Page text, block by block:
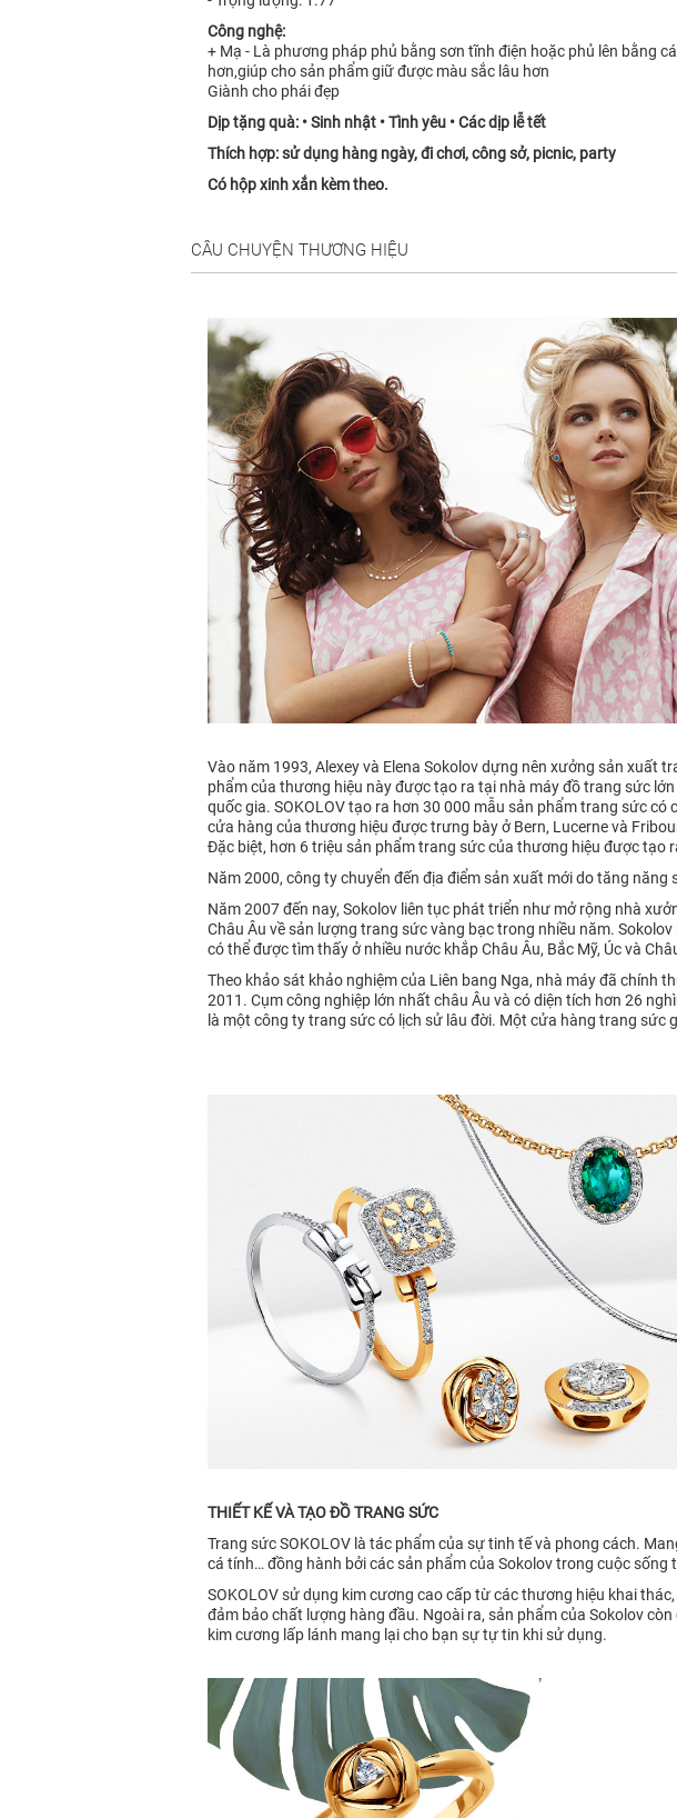
Công nghệ:
+ Mạ - Là phương pháp phủ bằng sơn tĩnh điện hoặc phủ lên bằng
hơn,giúp cho sản phẩm giữ được màu sắc lâu hơn
Giành cho phái đẹp
Dịp tặng quà: • Sinh nhật • Tình yêu • Các dịp lễ tết
Thích hợp: sử dụng hàng ngày, đi chơi, công sở, picnic, party
Có hộp xinh xắn kèm theo.
CÂU CHUYỆN THƯƠNG HIỆU
Vào năm 1993, Alexey và Elena Sokolov dựng nên xưởng sản xuất
phẩm của thương hiệu này được tạo ra tại nhà máy đồ trang sức
quốc gia. SOKOLOV tạo ra hơn 30 000 mẫu sản phẩm trang sức
cửa hàng của thương hiệu được trưng bày ở Bern, Lucerne và
Đặc biệt, hơn 6 triệu sản phẩm trang sức của thương hiệu được tạo
Năm 2000, công ty chuyển đến địa điểm sản xuất mới do tăng
Năm 2007 đến nay, Sokolov liên tục phát triển như mở rộng nhà
Châu Âu về sản lượng trang sức vàng bạc trong nhiều năm.
có thể được tìm thấy ở nhiều nước khắp Châu Âu, Bắc Mỹ, Úc và
Theo khảo sát khảo nghiệm của Liên bang Nga, nhà máy đã
2011. Cụm công nghiệp lớn nhất châu Âu và có diện tích hơn 26
là một công ty trang sức có lịch sử lâu đời. Một cửa hàng trang
THIẾT KẾ VÀ TẠO ĐỒ TRANG SỨC
Trang sức SOKOLOV là tác phẩm của sự tinh tế và phong cách.
cá tính… đồng hành bởi các sản phẩm của Sokolov trong cuộc sống
SOKOLOV sử dụng kim cương cao cấp từ các thương hiệu khai
đảm bảo chất lượng hàng đầu. Ngoài ra, sản phẩm của Sokolov
kim cương lấp lánh mang lại cho bạn sự tự tin khi sử dụng.